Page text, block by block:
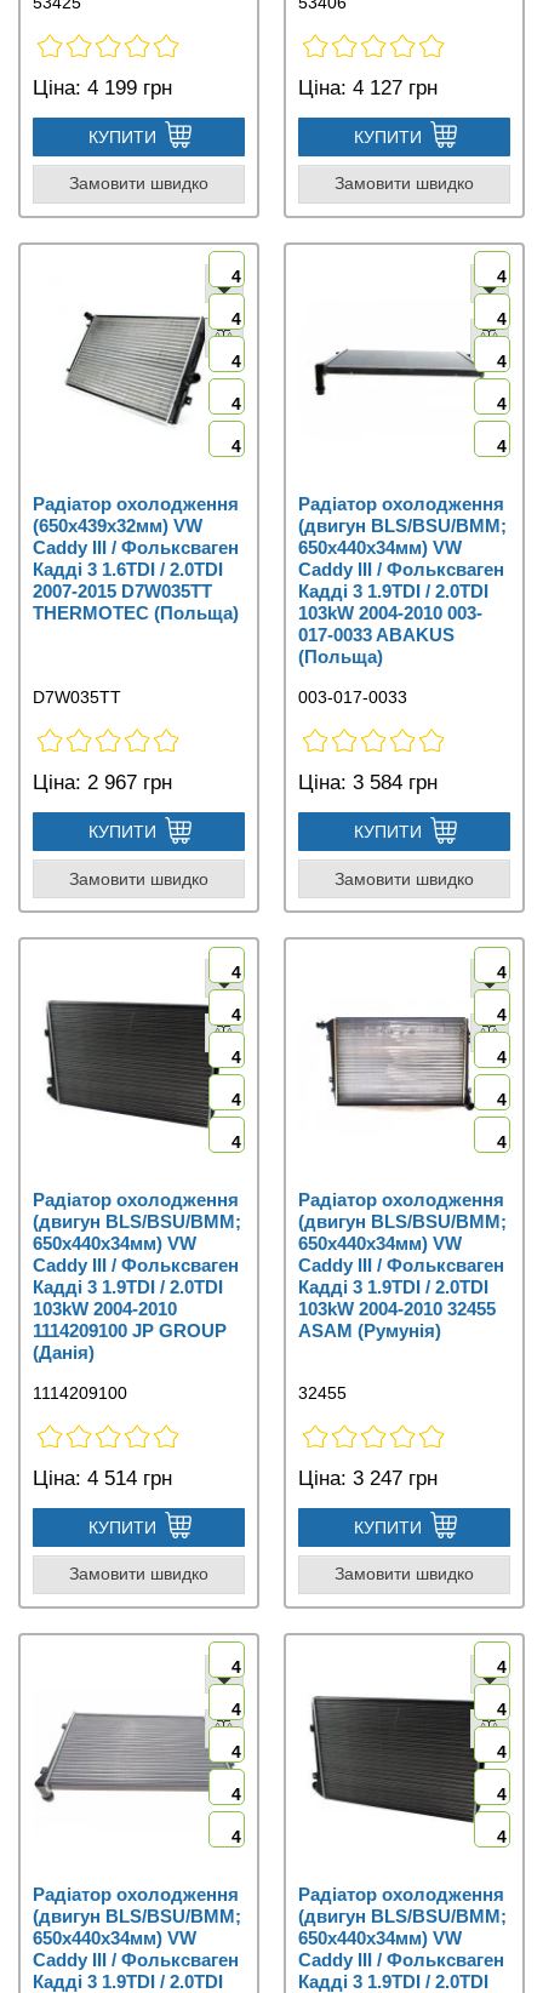
Ціна: 4 199 грн
КУПИТИ
Замовити швидко
Ціна: 4 127 грн
КУПИТИ
Замовити швидко
4
4
4
4
4
Радіатор охолодження
(650x439x32мм) VW
Caddy III / Фольксваген
Кадді 3 1.6TDI / 2.0TDI
2007-2015 D7W035TT
THERMOTEC (Польща)
D7W035TT
Ціна: 2 967 грн
КУПИТИ
Замовити швидко
4
4
4
4
4
Радіатор охолодження
(двигун BLS/BSU/BMM;
650x440x34мм) VW
Caddy III / Фольксваген
Кадді 3 1.9TDI / 2.0TDI
103kW 2004-2010 003-
017-0033 ABAKUS
(Польща)
003-017-0033
Ціна: 3 584 грн
КУПИТИ
Замовити швидко
4
4
4
4
4
Радіатор охолодження
(двигун BLS/BSU/BMM;
650x440x34мм) VW
Caddy III / Фольксваген
Кадді 3 1.9TDI / 2.0TDI
103kW 2004-2010
1114209100 JP GROUP
(Данія)
1114209100
Ціна: 4 514 грн
КУПИТИ
Замовити швидко
4
4
4
4
4
Радіатор охолодження
(двигун BLS/BSU/BMM;
650x440x34мм) VW
Caddy III / Фольксваген
Кадді 3 1.9TDI / 2.0TDI
103kW 2004-2010 32455
ASAM (Румунія)
32455
Ціна: 3 247 грн
КУПИТИ
Замовити швидко
4
4
4
4
4
Радіатор охолодження
(двигун BLS/BSU/BMM;
650x440x34мм) VW
Caddy III / Фольксваген
Кадді 3 1.9TDI / 2.0TDI
4
4
4
4
4
Радіатор охолодження
(двигун BLS/BSU/BMM;
650x440x34мм) VW
Caddy III / Фольксваген
Кадді 3 1.9TDI / 2.0TDI